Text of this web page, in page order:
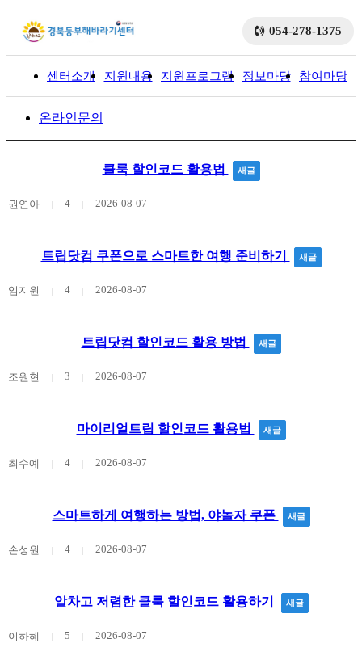
054-278-1375
센터소개 지원내용 지원프로그램 정보마당
참여마당
온라인문의
클룩 할인코드 활용법 새글
권연아 4 2026-08-07
트립닷컴 쿠폰으로 스마트한 여행 준비하기 새글
임지원 4 2026-08-07
트립닷컴 할인코드 활용 방법 새글
조원현 3 2026-08-07
마이리얼트립 할인코드 활용법 새글
최수예 4 2026-08-07
스마트하게 여행하는 방법, 야놀자 쿠폰 새글
손성원 4 2026-08-07
알차고 저렴한 클룩 할인코드 활용하기 새글
이하혜 5 2026-08-07